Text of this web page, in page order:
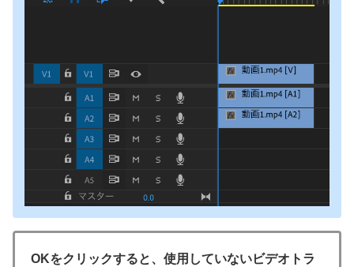
OKをクリックすると、使用していないビデオトラ